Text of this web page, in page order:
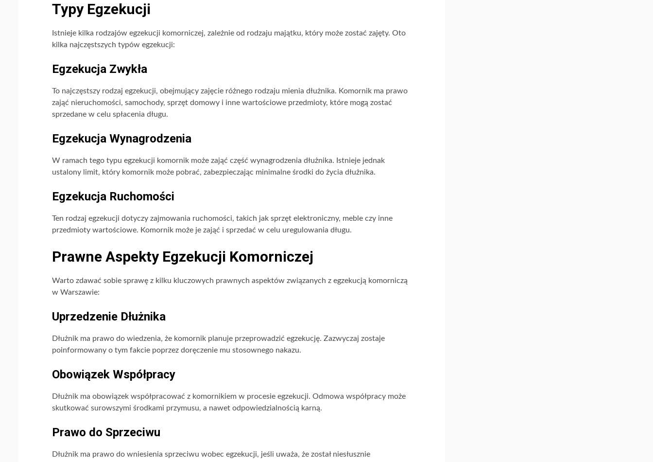
Typy Egzekucji
Istnieje kilka rodzajów egzekucji komorniczej, zależnie od rodzaju majątku, który może zostać zajęty. Oto
kilka najczęstszych typów egzekucji:
Egzekucja Zwykła
To najczęstszy rodzaj egzekucji, obejmujący zajęcie różnego rodzaju mienia dłużnika. Komornik ma prawo
zająć nieruchomości, samochody, sprzęt domowy i inne wartościowe przedmioty, które mogą zostać
sprzedane w celu spłacenia długu.
Egzekucja Wynagrodzenia
W ramach tego typu egzekucji komornik może zająć część wynagrodzenia dłużnika. Istnieje jednak
ustalony limit, który komornik może pobrać, zabezpieczając minimalne środki do życia dłużnika.
Egzekucja Ruchomości
Ten rodzaj egzekucji dotyczy zajmowania ruchomości, takich jak sprzęt elektroniczny, meble czy inne
przedmioty wartościowe. Komornik może je zająć i sprzedać w celu uregulowania długu.
Prawne Aspekty Egzekucji Komorniczej
Warto zdawać sobie sprawę z kilku kluczowych prawnych aspektów związanych z egzekucją komorniczą
w Warszawie:
Uprzedzenie Dłużnika
Dłużnik ma prawo do wiedzenia, że komornik planuje przeprowadzić egzekucję. Zazwyczaj zostaje
poinformowany o tym fakcie poprzez doręczenie mu stosownego nakazu.
Obowiązek Współpracy
Dłużnik ma obowiązek współpracować z komornikiem w procesie egzekucji. Odmowa współpracy może
skutkować surowszymi środkami przymusu, a nawet odpowiedzialnością karną.
Prawo do Sprzeciwu
Dłużnik ma prawo do wniesienia sprzeciwu wobec egzekucji, jeśli uważa, że został niesłusznie